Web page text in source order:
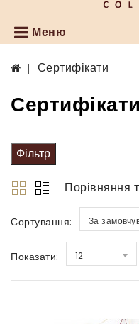
Меню
Сертифікати
Сертифікати
Фільтр
Порівняння
Сортування: За
Показати: 12